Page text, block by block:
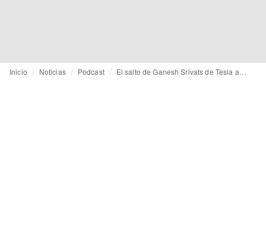
Inicio Noticias Podcast